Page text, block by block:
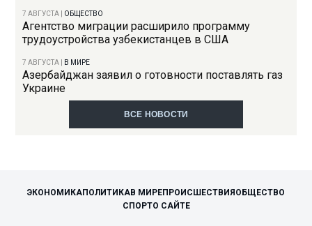
7 АВГУСТА ОБЩЕСТВО
Агентство миграции расширило программу
трудоустройства узбекистанцев в США
7 АВГУСТА В МИРЕ
Азербайджан заявил о готовности поставлять газ
Украине
ВСЕ НОВОСТИ
ЭКОНОМИКАПОЛИТИКАВ МИРЕПРОИСШЕСТВИЯ ОБЩЕСТВО
СПОРТО САЙТЕ